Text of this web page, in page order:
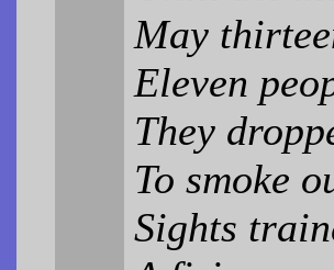
May
Eleven
They
To smoke
Sights